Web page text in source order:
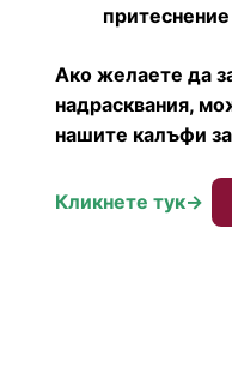
Ако желаете да
надрасквания,
нашите калъфи
Кликнете тук->